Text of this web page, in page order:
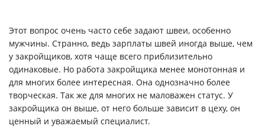
Этот вопрос очень часто себе задают швеи, особенно
мужчины. Странно, ведь зарплаты швей иногда выше, чем
у закройщиков, хотя чаще всего приблизительно
одинаковые. Но работа закройщика менее монотонная и
для многих более интересная. Она однозначно более
творческая. Так же для многих не маловажен статус. У
закройщика он выше, от него больше зависит в цеху, он
ценный и уважаемый специалист.